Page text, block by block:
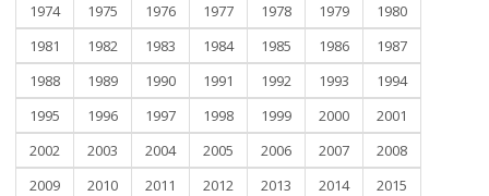
1974
1975 1976 1977 1978 1979
1980
1981
1982 1983 1984 1985 1986
1987
1988
1989 1990 1991 1992 1993
1994
1995
1996 1997 1998 1999 2000
2001
2002
2003 2004 2005 2006 2007
2008
2009
2010 2011 2012 2013 2014
2015